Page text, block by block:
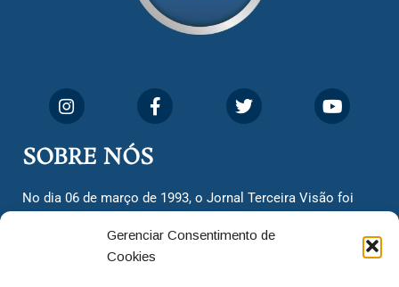
Gerenciar Consentimento de
Cookies
SOBRE NÓS
No dia 06 de março de 1993, o Jornal Terceira Visão foi
cidadãos valinhenses, já que naquela época só existiam
dois jornais. Há mais de 30 anos, o jornal continua